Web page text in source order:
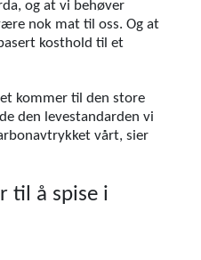
og at vi behøver
nok mat til oss. Og at
kosthold til et
kommer til den store
den levestandarden vi
vårt, sier
til å spise i